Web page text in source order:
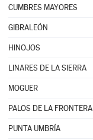
CUMBRES MAYORES
GIBRALEÓN
HINOJOS
LINARES DE LA SIERRA
MOGUER
PALOS DE LA FRONTERA
PUNTA UMBRÍA